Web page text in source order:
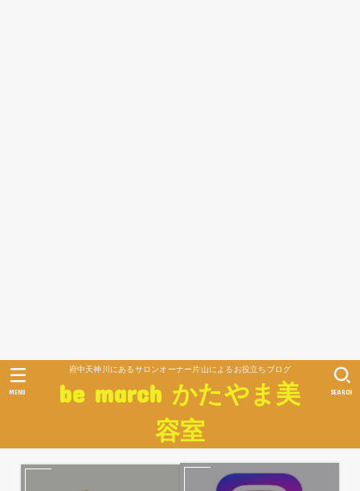
府中天神川にあるサロンオーナー片山によるお役立ちブログ
be march かたやま美
容室
SEARCH
MENU